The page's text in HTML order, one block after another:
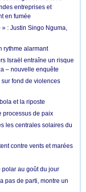
entreprises et
en fumée
: Justin Singo Nguma,
rythme alarmant
Israël entraîne un risque
– nouvelle enquête
fond de violences
et la riposte
processus de paix
les centrales solaires du
contre vents et marées
polar au goût du jour
pas de parti, montre un